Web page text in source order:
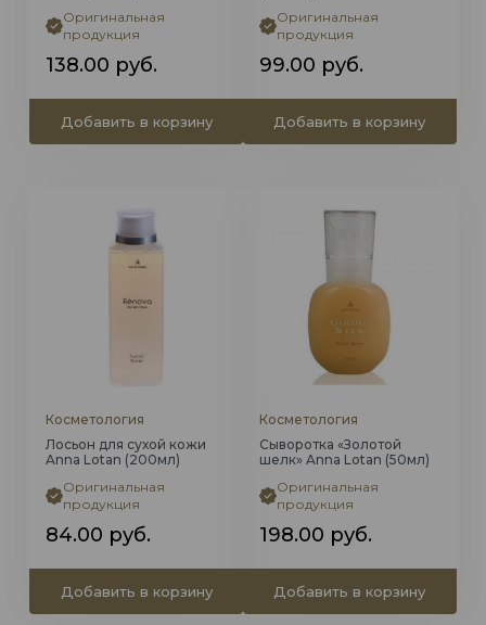
Оригинальная
продукция
138.00 руб.
Добавить в корзину
Оригинальная
продукция
99.00 руб.
Добавить в корзину
Косметология
Лосьон для сухой кожи
Anna Lotan (200мл)
Оригинальная
продукция
84.00 руб.
Добавить в корзину
Косметология
Сыворотка «Золотой
шелк» Anna Lotan (50мл)
Оригинальная
продукция
198.00 руб.
Добавить в корзину